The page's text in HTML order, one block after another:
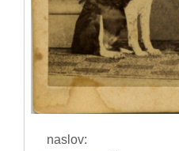
naslov: